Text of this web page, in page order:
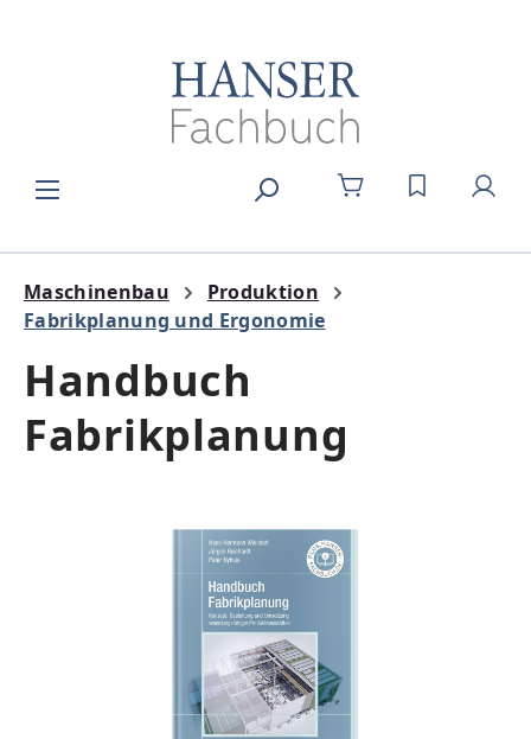
DU HAST 0
Maschinenbau
Produktion
Fabrikplanung und Ergonomie
Handbuch
Fabrikplanung
Bildergalerie überspringen